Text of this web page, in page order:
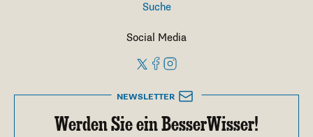
Suche
Social Media
NEWSLETTER
Werden Sie ein BesserWisser!